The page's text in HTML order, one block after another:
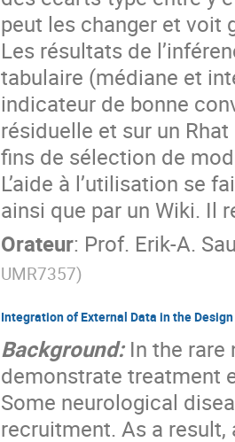
peut les changer et voit
Les résultats de
tabulaire (médiane et
indicateur de bonne
résiduelle et sur un
fins de sélection de
L’aide à l’utilisation se
ainsi que par un Wiki. Il
Orateur: Prof. Erik-A.
UMR7357)
Integration of External Data in the
Background:In the rare
demonstrate treatment
Some neurological
recruitment. As a